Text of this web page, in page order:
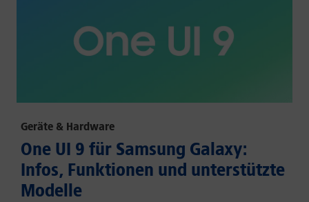
Geräte & Hardware
One UI 9 für Samsung Galaxy:
Infos, Funktionen und unterstützte
Modelle